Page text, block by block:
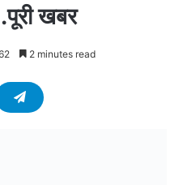
खबर
2 minutes read